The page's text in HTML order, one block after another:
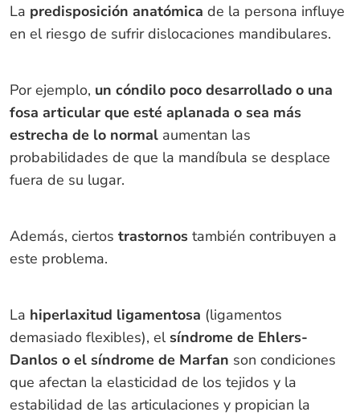
La predisposición anatómica de la persona influye
en el riesgo de sufrir dislocaciones mandibulares.
Por ejemplo, un cóndilo poco desarrollado o una
fosa articular que esté aplanada o sea más
estrecha de lo normal aumentan las
probabilidades de que la mandíbula se desplace
fuera de su lugar.
Además, ciertos trastornostambién contribuyen a
este problema.
La hiperlaxitud ligamentosa (ligamentos
demasiado flexibles), el síndrome de Ehlers-
Danlos o el síndrome de Marfan son condiciones
que afectan la elasticidad de los tejidos y la
estabilidad de las articulaciones y propician la